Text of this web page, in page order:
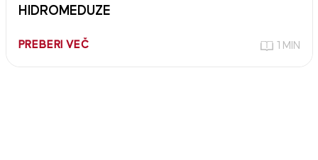
HIDROMEDUZE
PREBERI VEČ 1 MIN